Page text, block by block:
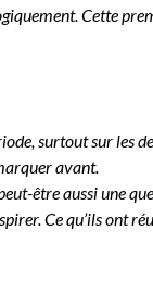
Cette
surtout sur les
avant.
être aussi une
Ce qu’ils ont